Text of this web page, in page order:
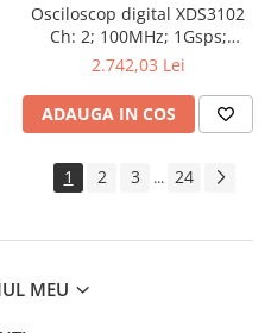
Osciloscop digital XDS3102
Ch: 2; 100MHz; 1Gsps;
40Mpts; LCD TFT 8"; XDS ce
2.742,03 Lei
ADAUGA IN COS
1 2 3 ... 24
MEU